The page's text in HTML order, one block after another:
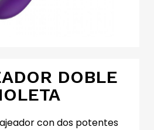
DOBLE
con dos potentes